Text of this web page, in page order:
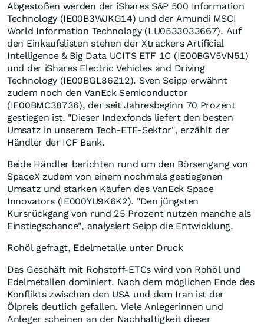
Abgestoßen werden der iShares S&P 500 Information
Technology (IE00B3WJKG14) und der Amundi MSCI
World Information Technology (LU0533033667). Auf
den Einkaufslisten stehen der Xtrackers Artificial
Intelligence & Big Data UCITS ETF 1C (IE00BGV5VN51)
und der iShares Electric Vehicles and Driving
Technology (IE00BGL86Z12). Sven Seipp erwähnt
zudem noch den VanEck Semiconductor
(IE00BMC38736), der seit Jahresbeginn 70 Prozent
gestiegen ist. "Dieser Indexfonds liefert den besten
Umsatz in unserem Tech-ETF-Sektor", erzählt der
Händler der ICF Bank.
Beide Händler berichten rund um den Börsengang von
SpaceX zudem von einem nochmals gestiegenen
Umsatz und starken Käufen des VanEck Space
Innovators (IE000YU9K6K2). "Den jüngsten
Kursrückgang von rund 25 Prozent nutzen manche als
Einstiegschance", analysiert Seipp die Entwicklung.
Rohöl gefragt, Edelmetalle unter Druck
Das Geschäft mit Rohstoff-ETCs wird von Rohöl und
Edelmetallen dominiert. Nach dem möglichen Ende des
Konflikts zwischen den USA und dem Iran ist der
Ölpreis deutlich gefallen. Viele Anlegerinnen und
Anleger scheinen an der Nachhaltigkeit dieser